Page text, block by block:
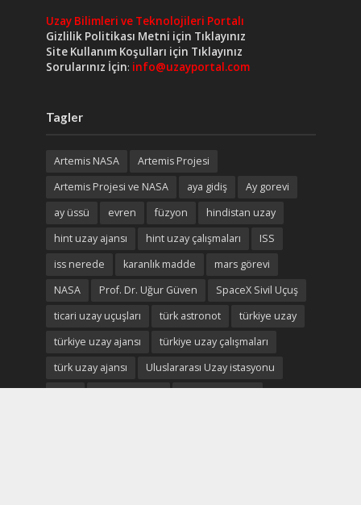
Uzay Bilimleri ve Teknolojileri Portalı
Gizlilik Politikası Metni için Tıklayınız
Site Kullanım Koşulları için Tıklayınız
Sorularınız İçin: info@uzayportal.com
Tagler
Artemis NASA
Artemis Projesi
Artemis Projesi ve NASA
aya gidiş
Ay gorevi
ay üssü
evren füzyon
hindistan uzay
hint uzay ajansı
hint uzay çalışmaları
ISS
iss nerede
karanlık madde
mars görevi
NASA
Prof. Dr. Uğur Güven
SpaceX Sivil Uçuş
ticari uzay uçuşları
türk astronot
türkiye uzay
türkiye uzay ajansı
türkiye uzay çalışmaları
türk uzay ajansı
Uluslararası Uzay istasyonu